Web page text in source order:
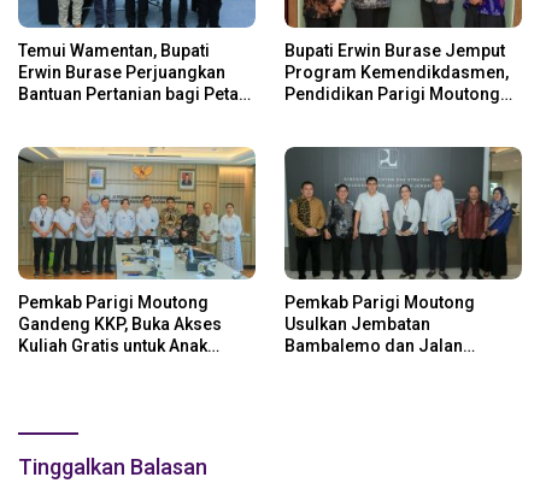
Temui Wamentan, Bupati
Erwin Burase Perjuangkan
Bantuan Pertanian bagi Petani
Bupati Erwin Burase Jemput
Program Kemendikdasmen,
Pendidikan Parigi Moutong
Pemkab Parigi Moutong
Gandeng KKP, Buka Akses
Kuliah Gratis untuk Anak
Pemkab Parigi Moutong
Usulkan Jembatan
Bambalemo dan Jalan
Tinggalkan Balasan